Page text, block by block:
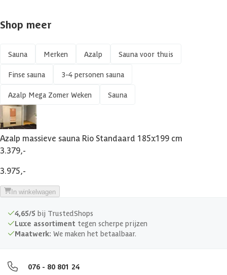
Shop meer
Sauna Merken Azalp Sauna voor thuis
Finse sauna 3-4 personen sauna
Azalp Mega Zomer Weken Sauna
Azalp massieve sauna Rio Standaard 185x199 cm
3.379,-
3.975,-
In winkelwagen
4,65/5 bij TrustedShops
Luxe assortiment tegen scherpe prijzen
Maatwerk: We maken het betaalbaar.
076 - 80 801 24